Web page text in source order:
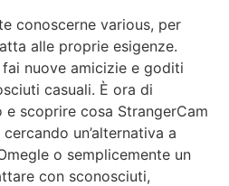
conoscerne various, per
alle proprie esigenze.
nuove amicizie e goditi
casuali. È ora di
scoprire cosa StrangerCam
un’alternativa a
o semplicemente un
con sconosciuti,